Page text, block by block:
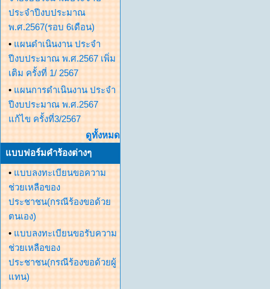
ประจำปีงบประมาณ
พ.ศ.2567(รอบ 6เดือน)
• แผนดำเนินงาน ประจำ
ปีงบประมาณ พ.ศ.2567 เพิ่ม
เติม ครั้งที่ 1/ 2567
• แผนการดำเนินงาน ประจำ
ปีงบประมาณ พ.ศ.2567
แก้ไข ครั้งที่3/2567
ดูทั้งหมด
แบบฟอร์มคำร้องต่างๆ
• แบบลงทะเบียนขอความ
ช่วยเหลือของ
ประชาชน(กรณีร้องขอด้วย
ตนเอง)
• แบบลงทะเบียนขอรับความ
ช่วยเหลือของ
ประชาชน(กรณีร้องขอด้วยผู้
แทน)